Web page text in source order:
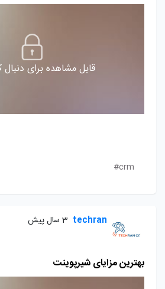
قابل مشاهده برای دنبال
crm#
techran 3 سال پیش
بهترین مزایای شیرپوینت